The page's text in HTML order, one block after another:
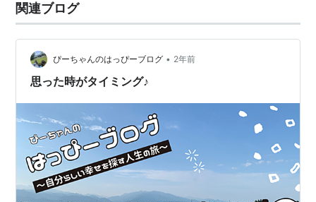
関連ブログ
ぴーちゃんのはっぴーブログ • 2年前
思った時がタイミング♪